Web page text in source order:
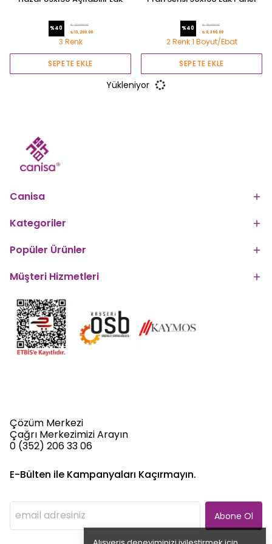
Ayak
%40
₺ 22,000.00
₺ 13,200.00
3 Renk
SEPETE EKLE
%40
₺ 15,500.00
₺ 9,300.00
2 Renk 1 Boyut/Ebat
SEPETE EKLE
Yükleniyor
Canisa
Kategoriler
Popüler Ürünler
Müşteri Hizmetleri
Çözüm Merkezi
Çağrı Merkezimizi Arayın
0 (352) 206 33 06
E-Bülten ile Kampanyaları Kaçırmayın.
Abone Ol